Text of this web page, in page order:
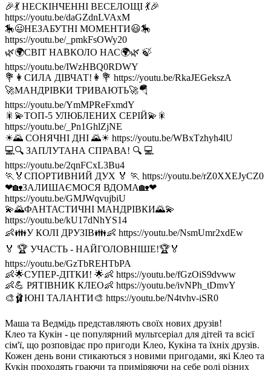
🎉💃 НЕСКІНЧЕННІ ВЕСЕЛОЩІ 💃🎉
https://youtu.be/daGZdnLVAxM
🎠😃НЕЗАБУТНІ МОМЕНТИ😃🎠
https://youtu.be/_pmkFsOWy20
🌿🌍СВІТ НАВКОЛО НАС🌍🌿 🍃
https://youtu.be/IWzHBQ0RDWY
💐👩СИЛА ДІВЧАТ!👩💐 https://youtu.be/RkaJEGekszA
🚀МАНДРІВКИ ТРИВАЮТЬ🚀🪂
https://youtu.be/YmMPReFxmdY
🎇💫ТОП-5 УЛЮБЛЕНИХ СЕРІЙ💫🎇
https://youtu.be/_Pn1GhlZjNE
☀🌄 СОНЯЧНІ ДНІ 🌄☀ https://youtu.be/WBxTzhyh4lU
💻🔍 ЗАПЛУТАНА СПРАВА! 🔍 💻
https://youtu.be/2qnFCxL3Bu4
🏃🏅СПОРТИВНИЙ ДУХ 🏅 🏃 https://youtu.be/rZ0XXEJyCZ0
❤🏡ЗАЛИШАЄМОСЯ ВДОМА🏡❤
https://youtu.be/GMJWqvujbiU
💫🌄ФАНТАСТИЧНІ МАНДРІВКИ🌄💫
https://youtu.be/kU17dNhYS14
👶👪У КОЛІ ДРУЗІВ👪👶 https://youtu.be/NsmUmr2xdEw
🏅 🏆 УЧАСТЬ - НАЙГОЛОВНІШЕ!🏆🏅
https://youtu.be/GzTbREHTbPA
👶🌟СУПЕР-ДІТКИ! 🌟👶 https://youtu.be/fGzOiS9dvww
👶💪 РЯТІВНИК КЛЕО👶 https://youtu.be/ivNPh_tDmvY
🎨🩰ЮНІ ТАЛАНТИ🎨 https://youtu.be/N4tvhv-iSR0
Маша та Ведмідь представляють своїх нових друзів!
Клео та Кукін - це популярний мультсеріал для дітей та всієї
сім'ї, що розповідає про пригоди Клео, Кукіна та їхніх друзів.
Кожен день вони стикаються з новими пригодами, які Клео та
Кукін проходять граючи та приміряючи на себе ролі різних